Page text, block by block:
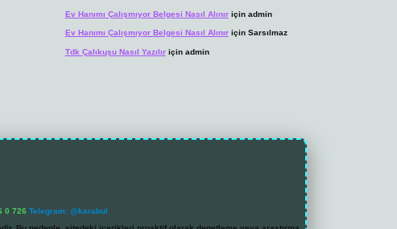
Ev Hanımı Çalışmıyor Belgesi Nasıl Alınıriçin admin
Ev Hanımı Çalışmıyor Belgesi Nasıl Alınıriçin Sarsılmaz
Tdk Çalıkuşu Nasıl Yazılıriçin admin
0 726 Telegram: @karabul